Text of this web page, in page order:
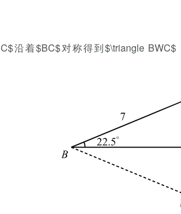
沿着$BC$对称得到$\triangle